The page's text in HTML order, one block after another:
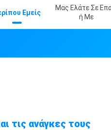
Εμείς
Μας Ελάτε Σε
Ή Με
τις ανάγκες τους